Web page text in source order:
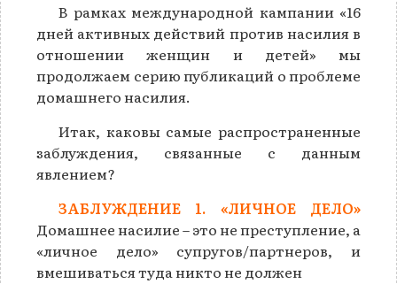
В рамках международной кампании «16
дней активных действий против насилия в
отношении женщин и детей» мы
продолжаем серию публикаций о проблеме
домашнего насилия.
Итак, каковы самые распространенные
заблуждения, связанные с данным
явлением?
ЗАБЛУЖДЕНИЕ 1. «ЛИЧНОЕ ДЕЛО»
Домашнее насилие – это не преступление, а
«личное дело» супругов/партнеров, и
вмешиваться туда никто не должен